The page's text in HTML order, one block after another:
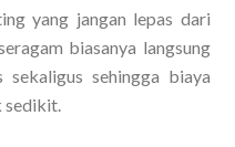
yang jangan lepas dari
biasanya langsung
sehingga biaya
sedikit.